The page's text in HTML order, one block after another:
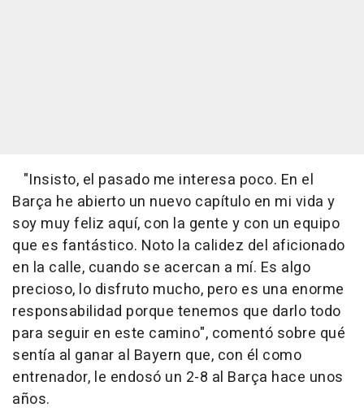
"Insisto, el pasado me interesa poco. En el
Barça he abierto un nuevo capítulo en mi vida y
soy muy feliz aquí, con la gente y con un equipo
que es fantástico. Noto la calidez del aficionado
en la calle, cuando se acercan a mí. Es algo
precioso, lo disfruto mucho, pero es una enorme
responsabilidad porque tenemos que darlo todo
para seguir en este camino", comentó sobre qué
sentía al ganar al Bayern que, con él como
entrenador, le endosó un 2-8 al Barça hace unos
años.